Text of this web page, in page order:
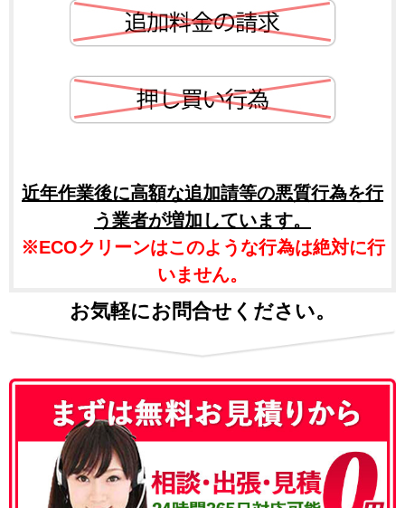
近年作業後に高額な追加請等の悪質行為を行
う業者が増加しています。
※ECOクリーンはこのような行為は絶対に行
いません。
お気軽にお問合せください。